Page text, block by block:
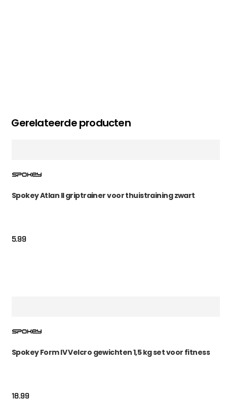
Gerelateerde producten
Spokey Atlan II griptrainer voor thuistraining zwart
5.99
Spokey Form IV Velcro gewichten 1,5 kg set voor fitness
18.99